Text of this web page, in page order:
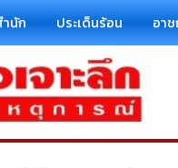
นัก ประเด็นร้อน อา